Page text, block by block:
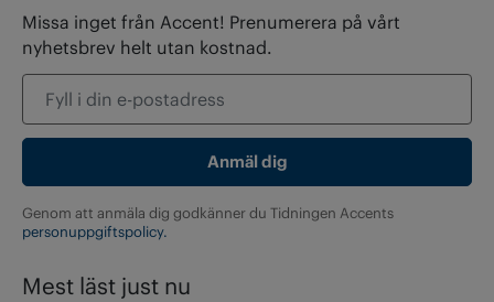
Missa inget från Accent! Prenumerera på vårt
nyhetsbrev helt utan kostnad.
Genom att anmäla dig godkänner du Tidningen Accents
personuppgiftspolicy.
Mest läst just nu